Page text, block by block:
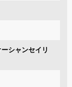
シャンセイリ